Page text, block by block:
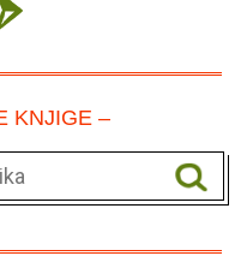
KNJIGE –